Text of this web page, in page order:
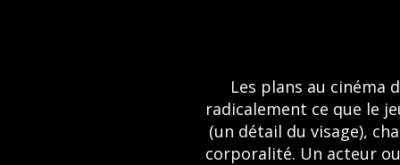
Les plans au cinéma
radicalement ce que le
(un détail du visage),
corporalité. Un acteur